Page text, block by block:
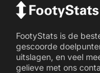
FootyStats is de
gescoorde
uitslagen, en veel
gelieve met ons